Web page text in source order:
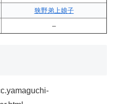
狭野弟上娘子
–